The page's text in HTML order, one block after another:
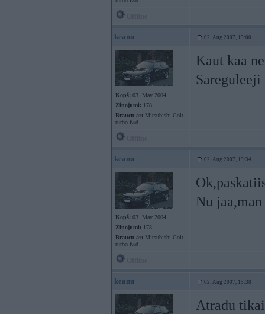
keanu 02. Aug 2007, 15:00
Kopš: 03. May 2004
Ziņojumi: 178
Braucu ar: Mitsubishi Colt
turbo fwd
Kaut kaa
Sareguleeji
keanu 02. Aug 2007, 15:34
Kopš: 03. May 2004
Ziņojumi: 178
Braucu ar: Mitsubishi Colt
turbo fwd
Nu
keanu 02. Aug 2007, 15:38
Atradu